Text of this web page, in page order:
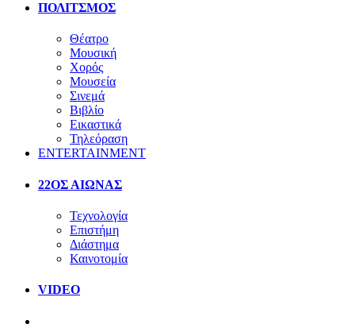
ΠΟΛΙΤΣΜΟΣ
Θέατρο
Μουσική
Χορός
Μουσεία
Σινεμά
Βιβλίο
Εικαστικά
Τηλεόραση
ENTERTAINMENT
22ΟΣ ΑΙΩΝΑΣ
Τεχνολογία
Επιστήμη
Διάστημα
Καινοτομία
VIDEO